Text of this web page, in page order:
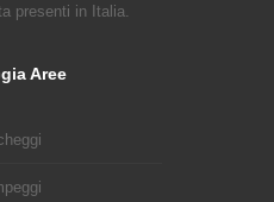
presenti in Italia.
Aree